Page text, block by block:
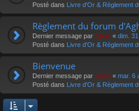
Posté dans Livre d'Or & Règlement
Règlement du forum
Dernier message par Epoc « dim.
Posté dans Livre d'Or & Règlement
Bienvenue
Dernier message par Epoc « mar. 6
Posté dans Livre d'Or & Règlement